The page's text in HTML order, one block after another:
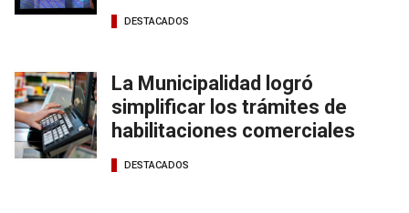
DESTACADOS
La Municipalidad logró
simplificar los trámites de
habilitaciones comerciales
DESTACADOS